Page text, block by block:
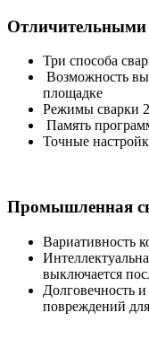
Отличительными
Три способа
Возможность
площадке
Режимы сварки
Память
Точные
Промышленная
Вариативность
выключается
Долговечность
повреждений